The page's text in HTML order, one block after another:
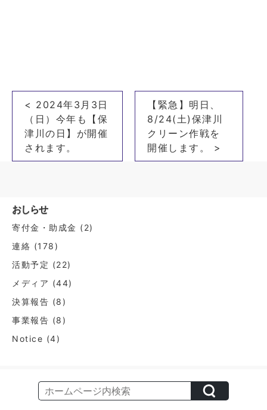
シ
ョ
ン
< 2024年3月3日
（日）今年も【保
津川の日】が開催
されます。
【緊急】明日、
8/24(土)保津川
クリーン作戦を
開催します。 >
おしらせ
寄付金・助成金 (2)
連絡 (178)
活動予定 (22)
メディア (44)
決算報告 (8)
事業報告 (8)
Notice (4)